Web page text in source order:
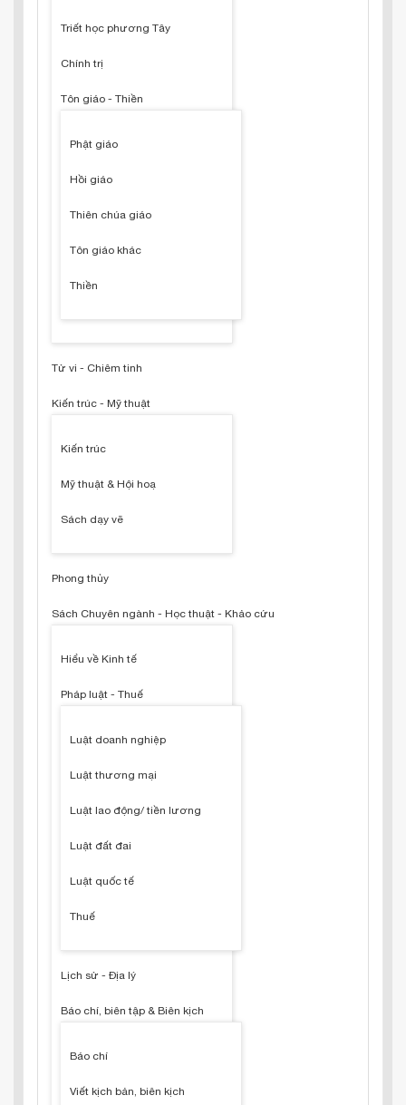
Triết học phương Tây
Chính trị
Tôn giáo - Thiền
Phật giáo
Hồi giáo
Thiên chúa giáo
Tôn giáo khác
Thiền
Tử vi - Chiêm tinh
Kiến trúc - Mỹ thuật
Kiến trúc
Mỹ thuật & Hội hoạ
Sách dạy vẽ
Phong thủy
Sách Chuyên ngành - Học thuật - Khảo cứu
Hiểu về Kinh tế
Pháp luật - Thuế
Luật doanh nghiệp
Luật thương mại
Luật lao động/ tiền lương
Luật đất đai
Luật quốc tế
Thuế
Lịch sử - Địa lý
Báo chí, biên tập & Biên kịch
Báo chí
Viết kịch bản, biên kịch